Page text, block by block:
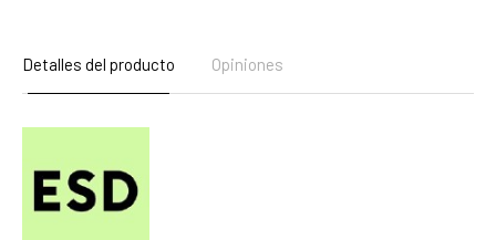
Detalles del producto Opiniones